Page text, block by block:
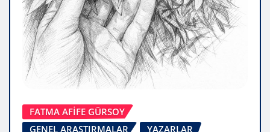
FATMA AFİFE GÜRSOY
GENEL ARAŞTIRMALAR
YAZARLAR